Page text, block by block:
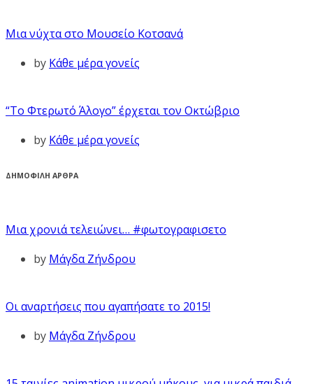
Μια νύχτα στο Μουσείο Κοτσανά
by Κάθε μέρα γονείς
“Το Φτερωτό Άλογο” έρχεται τον Οκτώβριο
by Κάθε μέρα γονείς
ΔΗΜΟΦΙΛΗ ΑΡΘΡΑ
Μια χρονιά τελειώνει… #φωτογραφισετο
by Μάγδα Ζήνδρου
Οι αναρτήσεις που αγαπήσατε το 2015!
by Μάγδα Ζήνδρου